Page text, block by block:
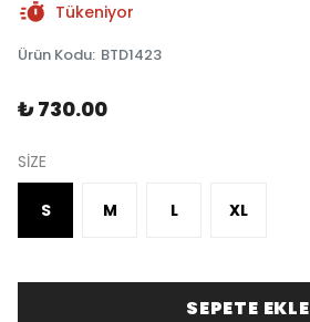
Tükeniyor
Ürün Kodu: BTD1423
₺ 730.00
SİZE
S M L XL
SEPETE EKLE